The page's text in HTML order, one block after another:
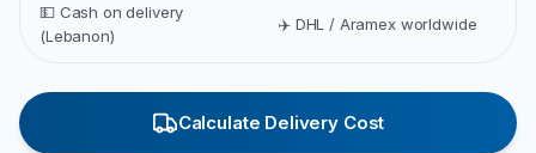
💵 Cash on delivery
(Lebanon)
✈️ DHL / Aramex worldwide
Calculate Delivery Cost